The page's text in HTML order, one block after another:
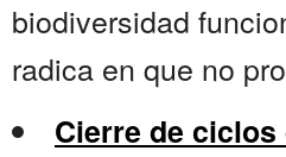
biodiversidad
radica en que no
Cierre de